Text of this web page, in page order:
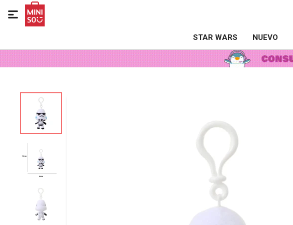
STAR WARS NUEVO
